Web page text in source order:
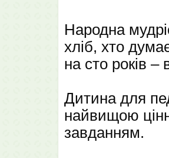
Народна
хліб, хто
на сто років –
Дитина для
найвищою
завданням.